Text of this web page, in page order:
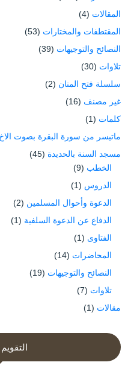
المقالات (4)
المقتطفات والمختارات (53)
النصائح والتوجيهات (39)
تلاوات (30)
سلسلة فتح المنان (2)
غير مصنف (16)
كلمات (1)
ماتيسر من سورة البقرة بصوت الاخ
مسجد السنة بالحديدة (45)
الخطب (9)
الدروس (1)
الدعوة وأحوال المسلمين (2)
الدفاع عن الدعوة السلفية (1)
الفتاوى (1)
المحاضرات (14)
النصائح والتوجيهات (19)
تلاوات (7)
مقالات (1)